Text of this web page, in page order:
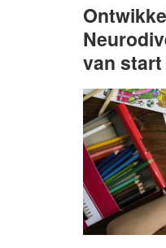
van start